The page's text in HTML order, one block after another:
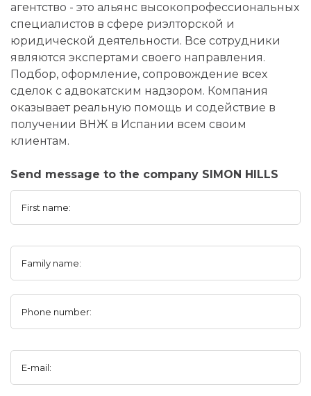
агентство - это альянс высокопрофессиональных
специалистов в сфере риэлторской и
юридической деятельности. Все сотрудники
являются экспертами своего направления.
Подбор, оформление, сопровождение всех
сделок с адвокатским надзором. Компания
оказывает реальную помощь и содействие в
получении ВНЖ в Испании всем своим
клиентам.
Send message to the company SIMON HILLS
First name:
Family name:
Phone number:
E-mail: